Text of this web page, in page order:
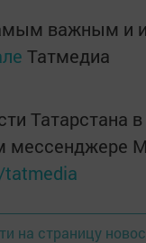
важным и
Татмедиа
Татарстана в
мессенджере
на страницу